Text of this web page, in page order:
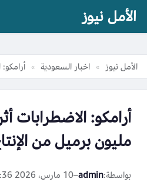
الأمل نيوز
الأمل نيوز » اخبار السعودية » أرامكو:
مليون برميل من
بواسطة:admin
–10 مارس، 2026 11:36 صباحًا